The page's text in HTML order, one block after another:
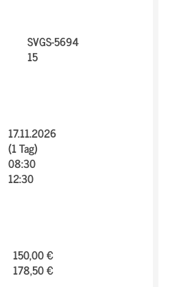
SVGS-5694
15
17.11.2026
(1 Tag)
08:30
12:30
150,00 €
178,50 €